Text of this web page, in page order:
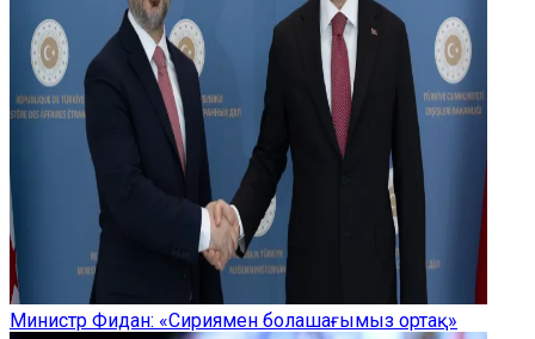
Министр Фидан: «Сириямен болашағымыз ортақ»